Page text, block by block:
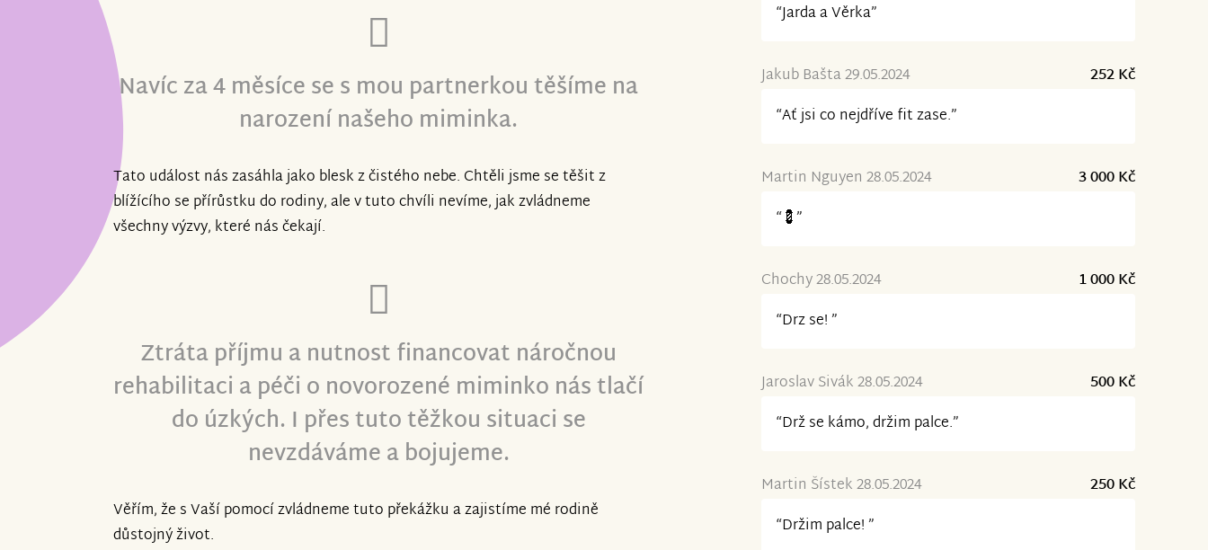
Navíc za 4 měsíce se s mou partnerkou těšíme na
narození našeho miminka.
Tato událost nás zasáhla jako blesk z čistého nebe. Chtěli jsme se těšit z
blížícího se přírůstku do rodiny, ale v tuto chvíli nevíme, jak zvládneme
všechny výzvy, které nás čekají.
Ztráta příjmu a nutnost financovat náročnou
rehabilitaci a péči o novorozené miminko nás tlačí
do úzkých. I přes tuto těžkou situaci se
nevzdáváme a bojujeme.
Věřím, že s Vaší pomocí zvládneme tuto překážku a zajistíme mé rodině
důstojný život.
“Jarda a Věrka”
Jakub Bašta 29.05.2024
252 Kč
“Ať jsi co nejdříve fit zase.”
Martin Nguyen 28.05.2024
3 000 Kč
“💈”
Chochy 28.05.2024
1 000 Kč
“Drz se! ”
Jaroslav Sivák 28.05.2024
500 Kč
“Drž se kámo, držim palce.”
Martin Šístek 28.05.2024
250 Kč
“Držim palce! ”